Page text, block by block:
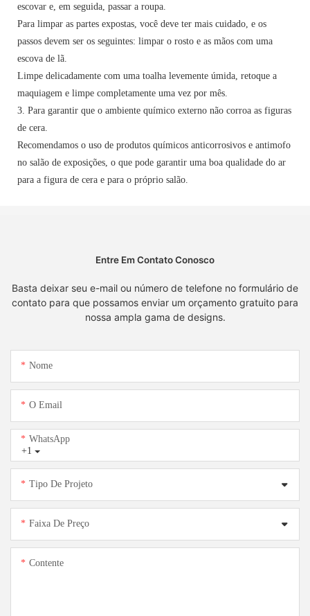
escovar e, em seguida, passar a roupa.
Para limpar as partes expostas, você deve ter mais cuidado, e os
passos devem ser os seguintes: limpar o rosto e as mãos com uma
escova de lã.
Limpe delicadamente com uma toalha levemente úmida, retoque a
maquiagem e limpe completamente uma vez por mês.
3. Para garantir que o ambiente químico externo não corroa as figuras
de cera.
Recomendamos o uso de produtos químicos anticorrosivos e antimofo
no salão de exposições, o que pode garantir uma boa qualidade do ar
para a figura de cera e para o próprio salão.
Entre Em Contato Conosco
Basta deixar seu e-mail ou número de telefone no formulário de
contato para que possamos enviar um orçamento gratuito para
nossa ampla gama de designs.
Nome
O Email
+1
WhatsApp
Tipo De Projeto
Faixa De Preço
Contente